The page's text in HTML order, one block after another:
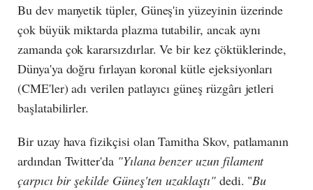
Bu dev manyetik tüpler, Güneş'in yüzeyinin üzerinde
çok büyük miktarda plazma tutabilir, ancak aynı
zamanda çok kararsızdırlar. Ve bir kez çöktüklerinde,
Dünya'ya doğru fırlayan koronal kütle ejeksiyonları
(CME'ler) adı verilen patlayıcı güneş rüzgârı jetleri
başlatabilirler.
Bir uzay hava fizikçisi olan Tamitha Skov, patlamanın
ardından Twitter'da "Yılana benzer uzun filament
çarpıcı bir şekilde Güneş'ten uzaklaştı" dedi. "Bu